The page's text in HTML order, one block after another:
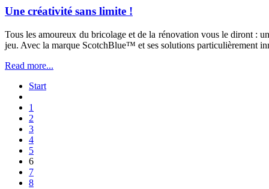
Une créativité sans limite !
Tous les amoureux du bricolage et de la rénovation vous le diront :
jeu. Avec la marque ScotchBlue™ et ses solutions particulièrement
Read more...
Start
1
2
3
4
5
6
7
8